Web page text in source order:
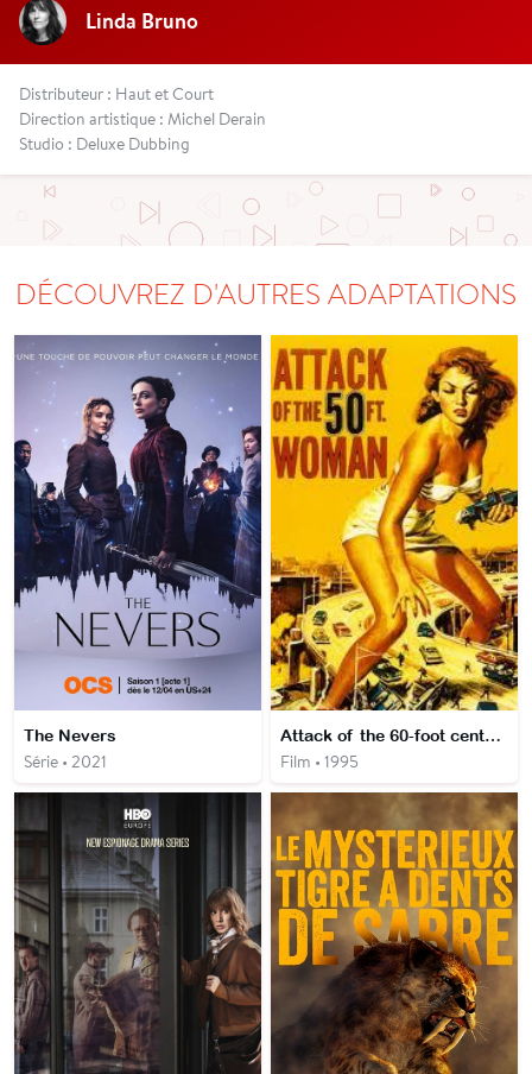
Linda Bruno
Distributeur : Haut et Court
Direction artistique : Michel Derain
Studio : Deluxe Dubbing
DÉCOUVREZ D'AUTRES ADAPTATIONS
The Nevers
Série • 2021
Attack of the 60-foot centerfold
Film • 1995